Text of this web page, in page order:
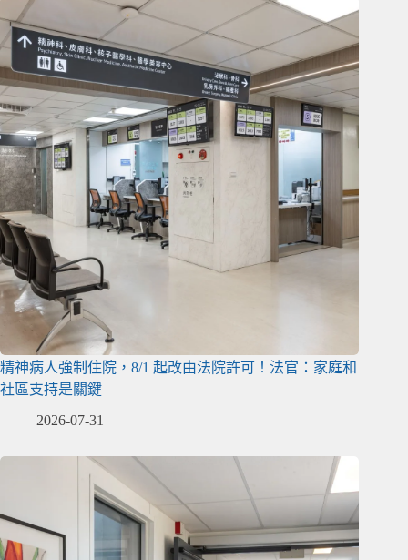
精神病人強制住院，8/1 起改由法院許可！法官：家庭和
社區支持是關鍵
2026-07-31